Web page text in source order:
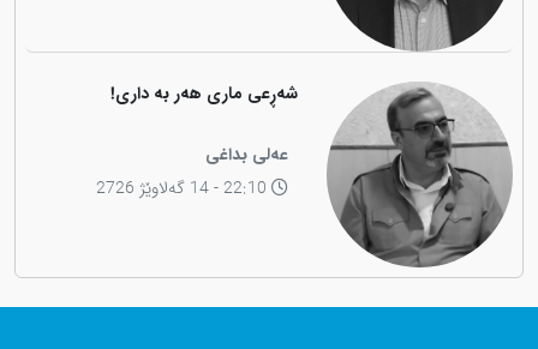
شەڕعی ماری هەر بە داری!
عەلی بداغی